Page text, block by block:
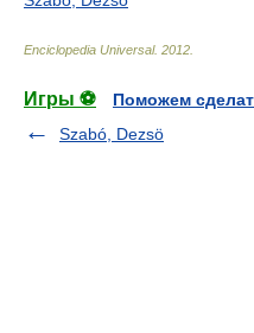
Enciclopedia Universal. 2012
Игры ⚽
Поможем
Szabó, Dezsö